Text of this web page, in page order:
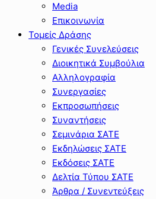
Media
Επικοινωνία
Τομείς Δράσης
Γενικές Συνελεύσεις
Διοικητικά Συμβούλια
Αλληλογραφία
Συνεργασίες
Εκπροσωπήσεις
Συναντήσεις
Σεμινάρια ΣΑΤΕ
Εκδηλώσεις ΣΑΤΕ
Εκδόσεις ΣΑΤΕ
Δελτία Τύπου ΣΑΤΕ
Άρθρα / Συνεντεύξεις